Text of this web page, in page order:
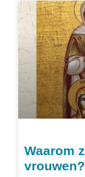
Waarom
vrouwen?